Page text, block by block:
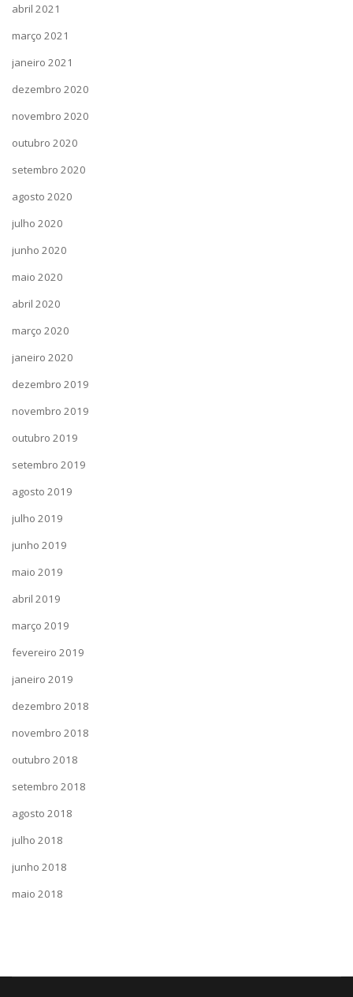
abril 2021
março 2021
janeiro 2021
dezembro 2020
novembro 2020
outubro 2020
setembro 2020
agosto 2020
julho 2020
junho 2020
maio 2020
abril 2020
março 2020
janeiro 2020
dezembro 2019
novembro 2019
outubro 2019
setembro 2019
agosto 2019
julho 2019
junho 2019
maio 2019
abril 2019
março 2019
fevereiro 2019
janeiro 2019
dezembro 2018
novembro 2018
outubro 2018
setembro 2018
agosto 2018
julho 2018
junho 2018
maio 2018